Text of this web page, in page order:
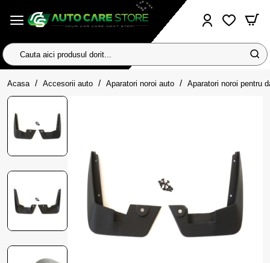
Cauta
aici
produsul
dorit...
Acasa homeAccesorii auto Aparatori noroi auto Aparatori noroi pentru